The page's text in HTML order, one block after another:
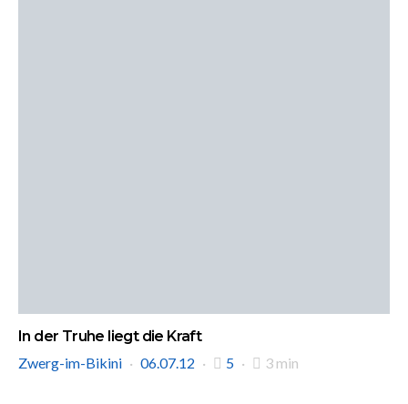
In der Truhe liegt die Kraft
Zwerg-im-Bikini
06.07.12 5 3 min